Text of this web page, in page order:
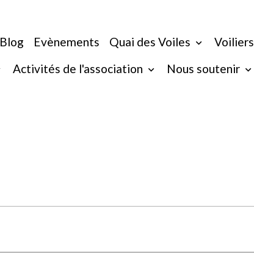
Blog Evènements Quai des Voiles
Voiliers
Activités de l'association Nous soutenir